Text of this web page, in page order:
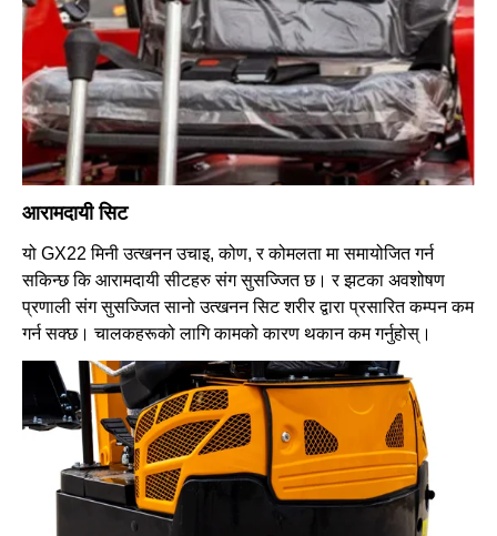
आरामदायी सिट
यो GX22 मिनी उत्खनन उचाइ, कोण, र कोमलता मा समायोजित गर्न
सकिन्छ कि आरामदायी सीटहरु संग सुसज्जित छ। र झटका अवशोषण
प्रणाली संग सुसज्जित सानो उत्खनन सिट शरीर द्वारा प्रसारित कम्पन कम
गर्न सक्छ। चालकहरूको लागि कामको कारण थकान कम गर्नुहोस्।